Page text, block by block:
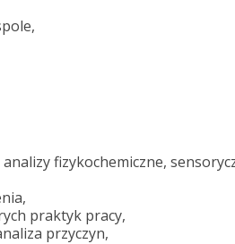
fizykochemiczne,
praktyk pracy,
przyczyn,